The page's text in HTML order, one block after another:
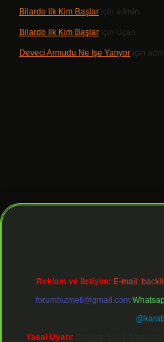
Bilardo Ilk Kim Başlar için admin
Bilardo Ilk Kim Başlar için Uçan
Deveci Armudu Ne Işe Yarıyor için
giriş
Reklam ve İletişim: E-mail:
forumhizmeti@gmail.com
Yasal Uyarı: